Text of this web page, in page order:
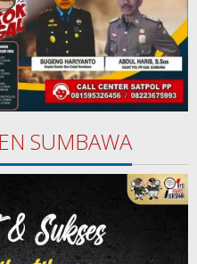
SUMBAWA